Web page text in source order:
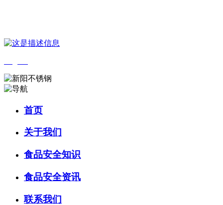
首页
关于我们
食品安全知识
食品安全资讯
联系我们